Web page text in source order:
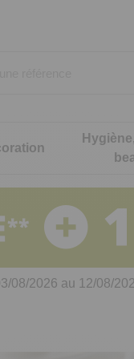
Notre
Notre
Notre
Notre
Notre
Notre
08/2026 au 12/08/